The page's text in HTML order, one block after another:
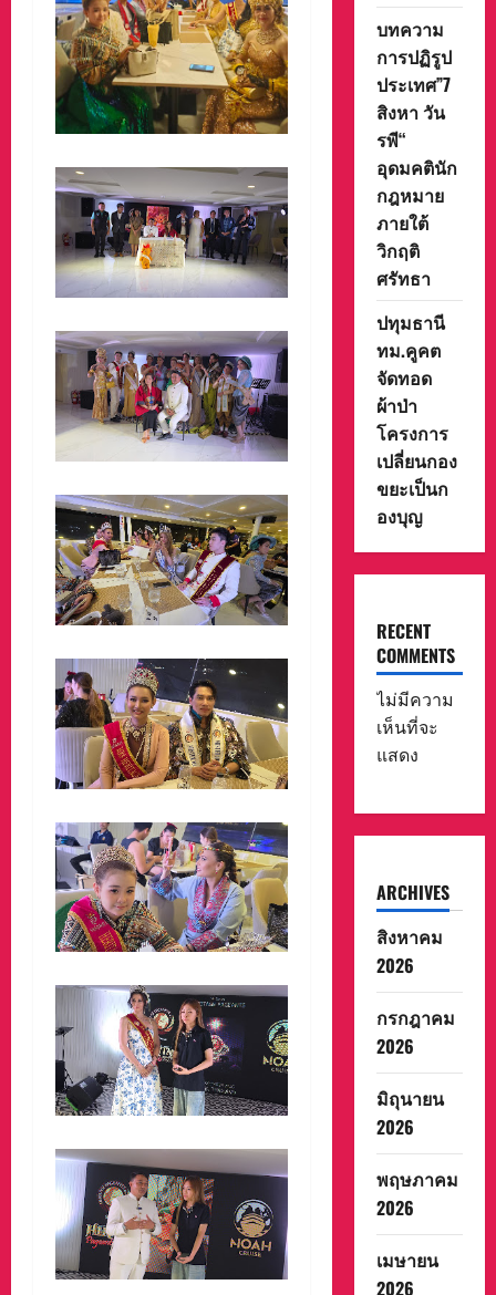
บทความ
การปฏิรูป
ประเทศ”7
สิงหา วัน
รพี“
อุดมคตินัก
กฎหมาย
ภายใต้
วิกฤติ
ศรัทธา
ปทุมธานี
ทม.คูคต
จัดทอด
ผ้าป่า
โครงการ
เปลี่ยนกอง
ขยะเป็นก
องบุญ
RECENT
COMMENTS
ไม่มีความ
เห็นที่จะ
แสดง
ARCHIVES
สิงหาคม
2026
กรกฎาคม
2026
มิถุนายน
2026
พฤษภาคม
2026
เมษายน
2026